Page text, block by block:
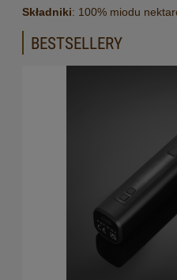
Składniki: 100% miodu
BESTSELLERY